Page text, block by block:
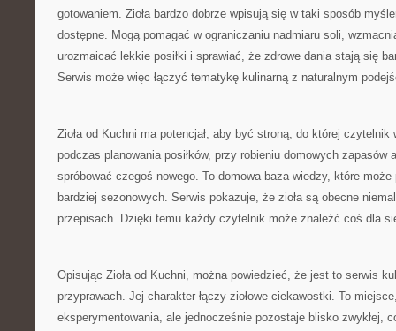
gotowaniem. Zioła bardzo dobrze wpisują się w taki sposób
dostępne. Mogą pomagać w ograniczaniu nadmiaru soli,
urozmaicać lekkie posiłki i sprawiać, że zdrowe dania stają się
Serwis może więc łączyć tematykę kulinarną z naturalnym
Zioła od Kuchni ma potencjał, aby być stroną, do której czytelnik
podczas planowania posiłków, przy robieniu domowych zapasów
spróbować czegoś nowego. To domowa baza wiedzy, które
bardziej sezonowych. Serwis pokazuje, że zioła są obecne
przepisach. Dzięki temu każdy czytelnik może znaleźć coś dla
Opisując Zioła od Kuchni, można powiedzieć, że jest to serwis
przyprawach. Jej charakter łączy ziołowe ciekawostki. To
eksperymentowania, ale jednocześnie pozostaje blisko zwykłej,